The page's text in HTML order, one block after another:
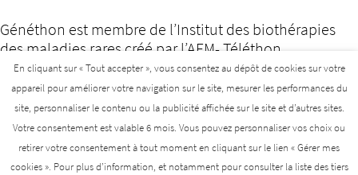
Généthon est membre de l’Institut des biothérapies
des maladies rares créé par l’AFM- Téléthon
AFM-TÉLÉTHON INSTITUT DES BIOTHÉRAPIES
GENETHON INSTITUT DE MYOLOGIE
En cliquant sur « Tout accepter », vous consentez au dépôt de cookies sur votre
appareil pour améliorer votre navigation sur le site, mesurer les performances du
site, personnaliser le contenu ou la publicité affichée sur le site et d’autres sites.
Votre consentement est valable 6 mois. Vous pouvez personnaliser vos choix ou
retirer votre consentement à tout moment en cliquant sur le lien « Gérer mes
cookies ». Pour plus d’information, et notamment pour consulter la liste des tiers